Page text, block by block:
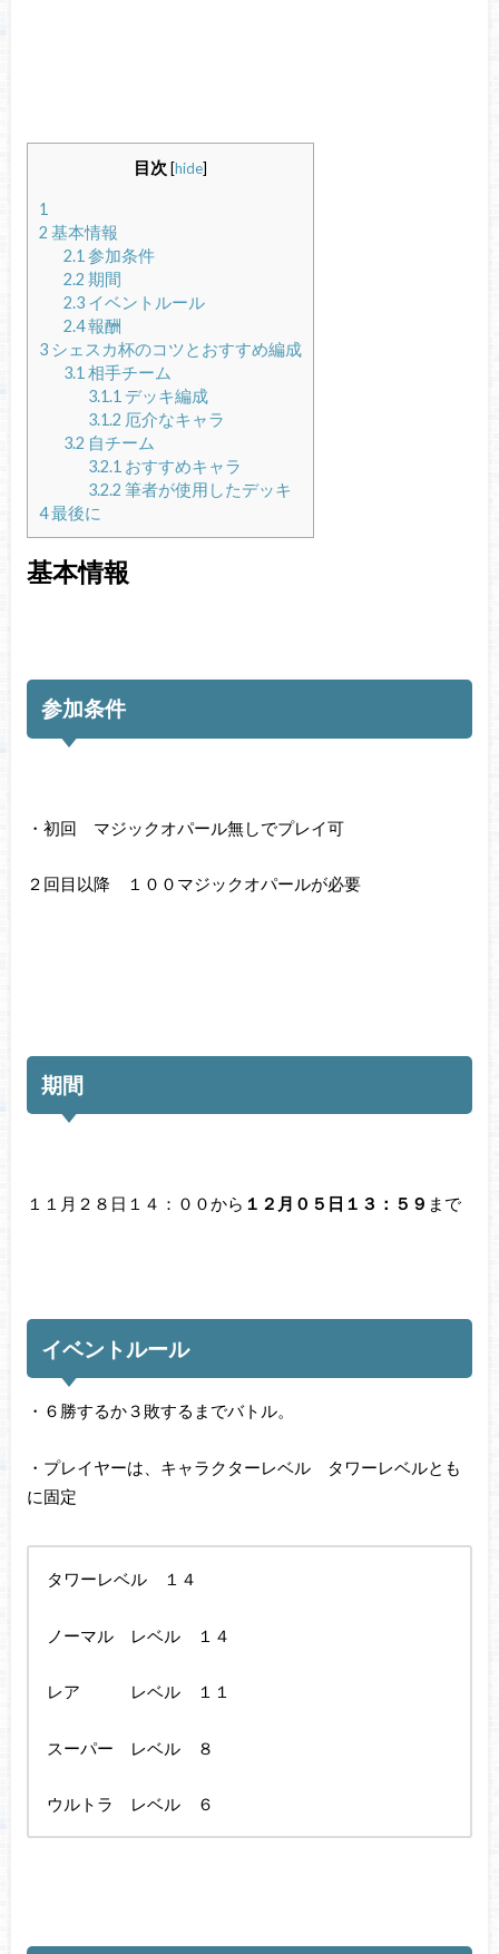
目次 [hide]
1
2 基本情報
2.1 参加条件
2.2 期間
2.3イベントルール
2.4報酬
3シェスカ杯のコツとおすすめ編成
3.1 相手チーム
3.1.1 デッキ編成
3.1.2 厄介なキャラ
3.2 自チーム
3.2.1 おすすめキャラ
3.2.2 筆者が使用したデッキ
4最後に
基本情報
参加条件
・初回 マジックオパール無しでプレイ可
２回目以降 １００マジックオパールが必要
期間
１１月２８日１４：００から １２月０５日１３：５９ まで
イベントルール
・６勝するか３敗するまでバトル。
・プレイヤーは、キャラクターレベル タワーレベルとも
に固定
タワーレベル １４
ノーマル レベル １４
レア レベル １１
スーパー レベル ８
ウルトラ レベル ６